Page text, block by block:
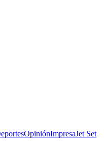
OpiniónImpresaJet Set